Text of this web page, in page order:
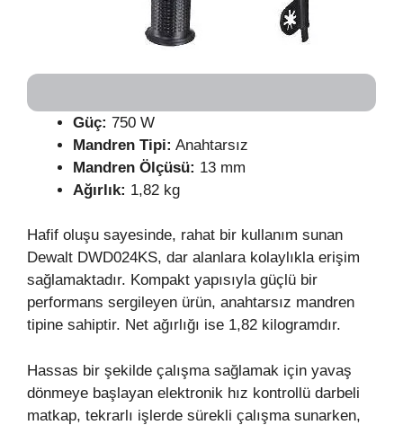
Güç: 750 W
Mandren Tipi: Anahtarsız
Mandren Ölçüsü: 13 mm
Ağırlık: 1,82 kg
Hafif oluşu sayesinde, rahat bir kullanım sunan
Dewalt DWD024KS, dar alanlara kolaylıkla erişim
sağlamaktadır. Kompakt yapısıyla güçlü bir
performans sergileyen ürün, anahtarsız mandren
tipine sahiptir. Net ağırlığı ise 1,82 kilogramdır.
Hassas bir şekilde çalışma sağlamak için yavaş
dönmeye başlayan elektronik hız kontrollü darbeli
matkap, tekrarlı işlerde sürekli çalışma sunarken,